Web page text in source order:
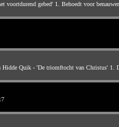
voortdurend gebed' 1. Behoedt voor
Hidde Quik - 'De triomftocht van Christus'